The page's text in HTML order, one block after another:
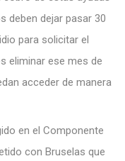
deben dejar pasar 30
para solicitar el
eliminar ese mes de
acceder de manera
en el Componente
con Bruselas que